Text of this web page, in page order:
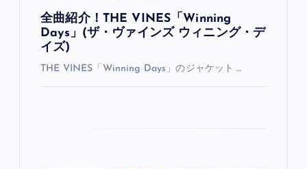
全曲紹介！THE VINES「Winning
Days」(ザ・ヴァインズ ウィニング・デ
イズ)
THE VINES「Winning Days」のジャケット …